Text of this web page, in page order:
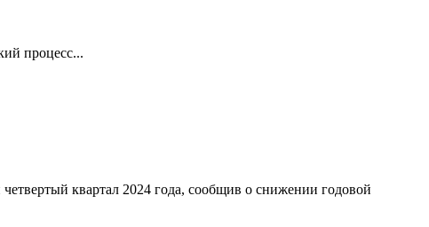
процесс...
квартал 2024 года, сообщив о снижении годовой